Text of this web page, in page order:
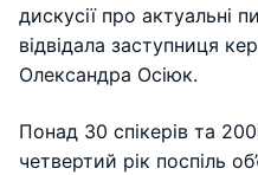
дискусії про актуальні
відвідала заступниця
Олександра Осіюк.
Понад 30 спікерів та
четвертий рік поспіль